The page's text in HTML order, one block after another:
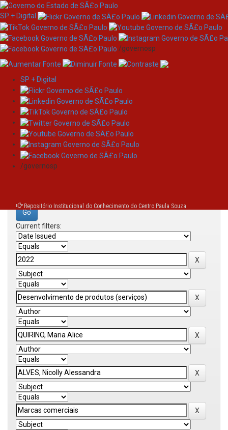
Skip
navigation
SP + Digital
/governosp
SP + Digital
/governosp
Repositório Institucional do Conhecimento do Centro Paula Souza
Search
Search:
Current filters: